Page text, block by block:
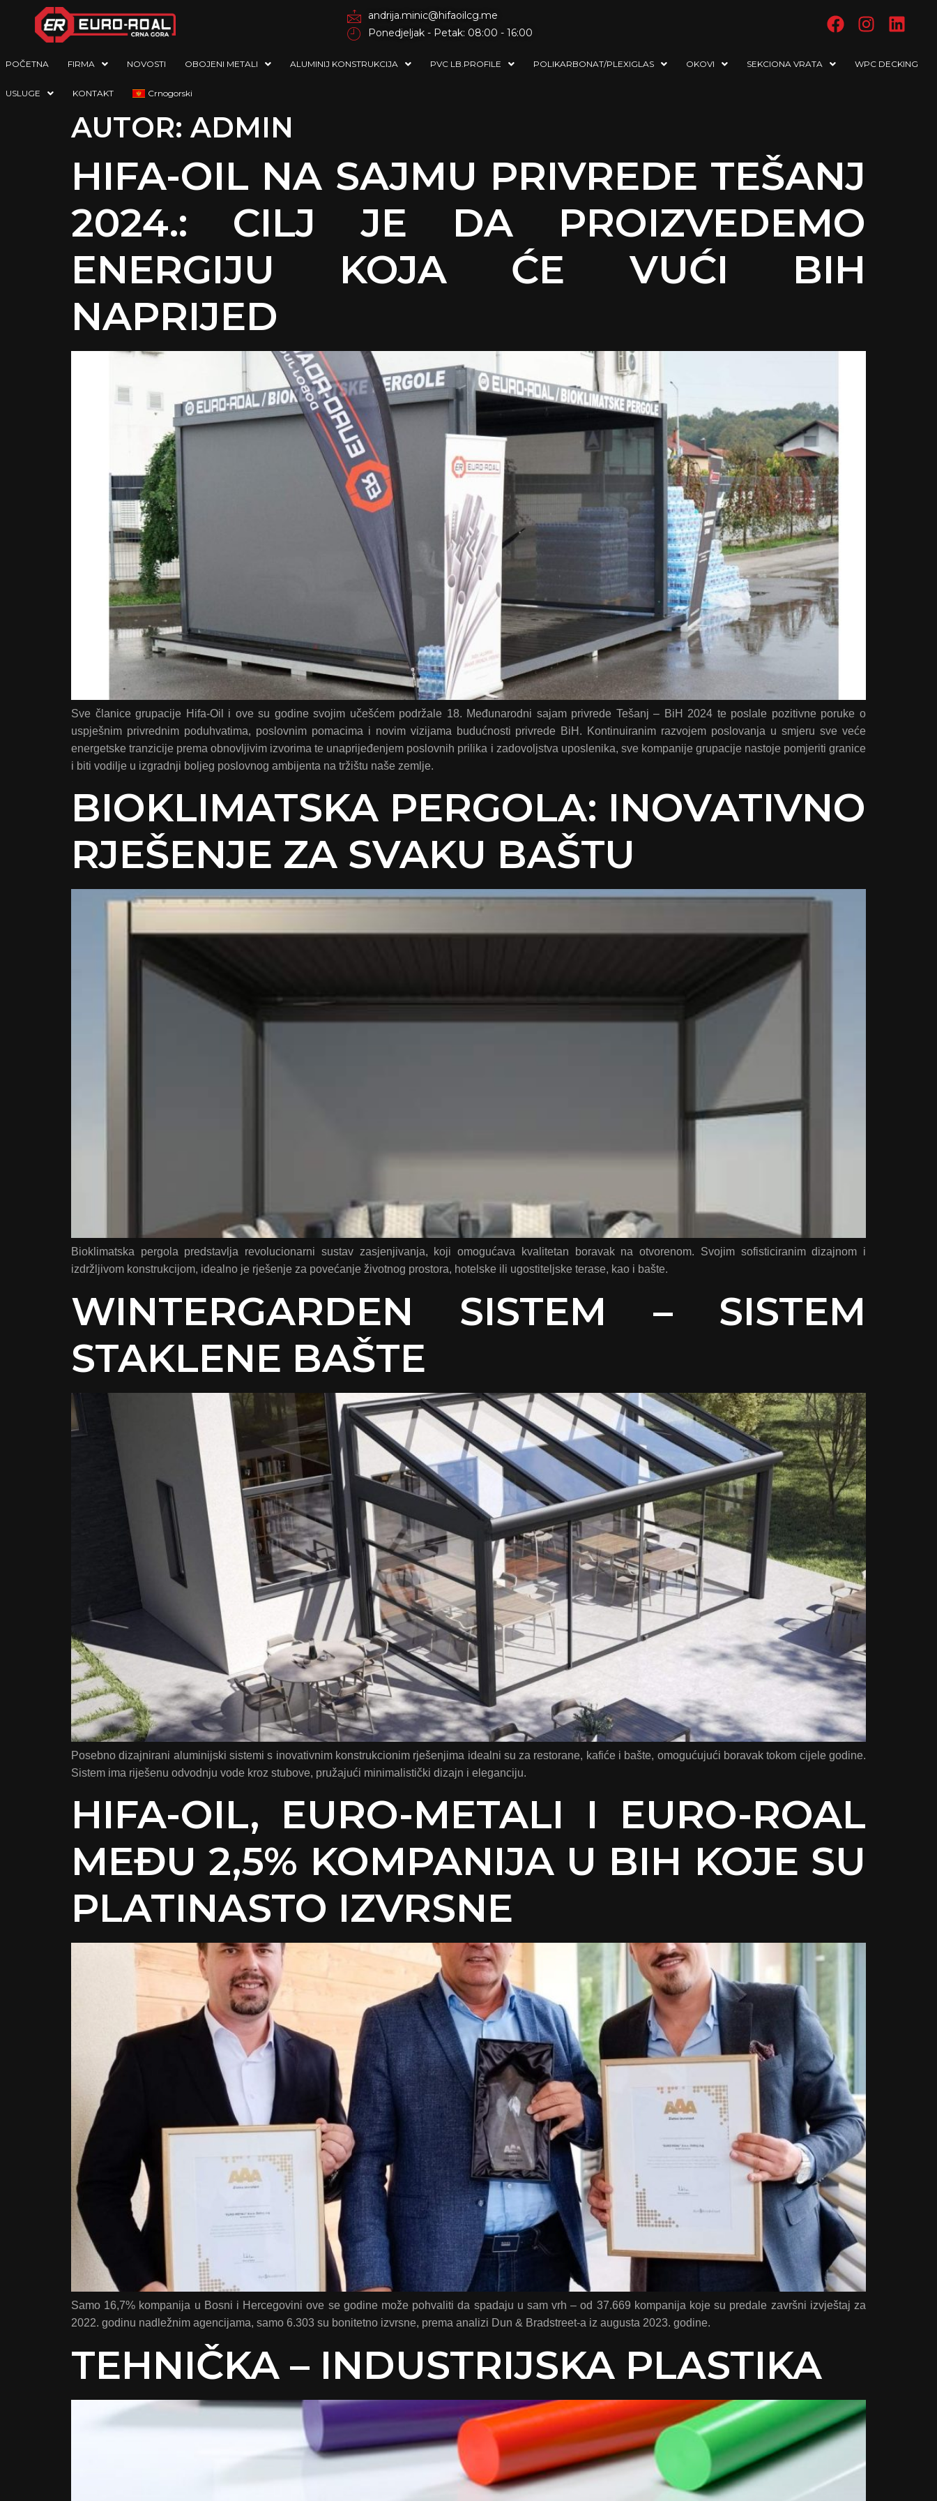
andrija.minic@hifaoilcg.me
Ponedjeljak - Petak: 08:00 - 16:00
POČETNA FIRMA NOVOSTI OBOJENI METALI ALUMINIJ KONSTRUKCIJA PVC LB.PROFILE POLIKARBONAT/PLEXIGLAS OKOVI SEKCIONA VRATA WPC DECKING
USLUGE KONTAKT Crnogorski
AUTOR: ADMIN
HIFA-OIL NA SAJMU PRIVREDE TEŠANJ
2024.: CILJ JE DA PROIZVEDEMO
ENERGIJU KOJA ĆE VUĆI BIH
NAPRIJED
Sve članice grupacije Hifa-Oil i ove su godine svojim učešćem podržale 18. Međunarodni sajam privrede Tešanj – BiH 2024 te poslale pozitivne poruke o
uspješnim privrednim poduhvatima, poslovnim pomacima i novim vizijama budućnosti privrede BiH. Kontinuiranim razvojem poslovanja u smjeru sve veće
energetske tranzicije prema obnovljivim izvorima te unaprijeđenjem poslovnih prilika i zadovoljstva uposlenika, sve kompanije grupacije nastoje pomjeriti granice
i biti vodilje u izgradnji boljeg poslovnog ambijenta na tržištu naše zemlje.
BIOKLIMATSKA PERGOLA: INOVATIVNO
RJEŠENJE ZA SVAKU BAŠTU
Bioklimatska pergola predstavlja revolucionarni sustav zasjenjivanja, koji omogućava kvalitetan boravak na otvorenom. Svojim sofisticiranim dizajnom i
izdržljivom konstrukcijom, idealno je rješenje za povećanje životnog prostora, hotelske ili ugostiteljske terase, kao i bašte.
WINTERGARDEN SISTEM – SISTEM
STAKLENE BAŠTE
Posebno dizajnirani aluminijski sistemi s inovativnim konstrukcionim rješenjima idealni su za restorane, kafiće i bašte, omogućujući boravak tokom cijele godine.
Sistem ima riješenu odvodnju vode kroz stubove, pružajući minimalistički dizajn i eleganciju.
HIFA-OIL, EURO-METALI I EURO-ROAL
MEĐU 2,5% KOMPANIJA U BIH KOJE SU
PLATINASTO IZVRSNE
Samo 16,7% kompanija u Bosni i Hercegovini ove se godine može pohvaliti da spadaju u sam vrh – od 37.669 kompanija koje su predale završni izvještaj za
2022. godinu nadležnim agencijama, samo 6.303 su bonitetno izvrsne, prema analizi Dun & Bradstreet-a iz augusta 2023. godine.
TEHNIČKA – INDUSTRIJSKA PLASTIKA